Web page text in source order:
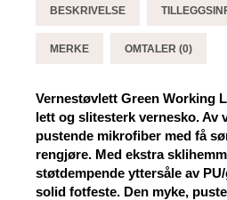
Brynje
BESKRIVELSE
MERKE OMTALER (0)
Vernestøvlett Green Working
lett og slitesterk vernesko. Av
pustende mikrofiber med få
rengjøre. Med ekstra
støtdempende yttersåle av
solid fotfeste. Den myke,